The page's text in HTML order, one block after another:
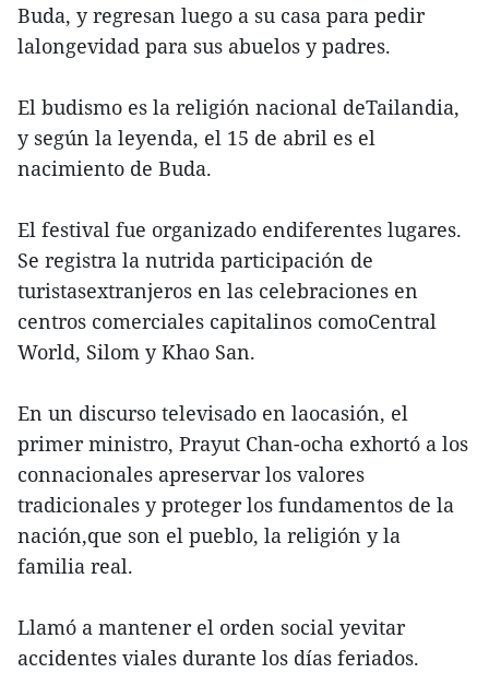
Buda, y regresan luego a su casa para pedir
lalongevidad para sus abuelos y padres.
El budismo es la religión nacional deTailandia,
y según la leyenda, el 15 de abril es el
nacimiento de Buda.
El festival fue organizado endiferentes lugares.
Se registra la nutrida participación de
turistasextranjeros en las celebraciones en
centros comerciales capitalinos comoCentral
World, Silom y Khao San.
En un discurso televisado en laocasión, el
primer ministro, Prayut Chan-ocha exhortó a los
connacionales apreservar los valores
tradicionales y proteger los fundamentos de la
nación,que son el pueblo, la religión y la
familia real.
Llamó a mantener el orden social yevitar
accidentes viales durante los días feriados.